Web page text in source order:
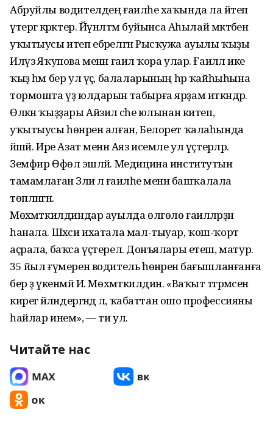
Абруйлы водителдең ғаиләһе хаҡында ла әйтеп
үтергә кәрәктер. Йүнәлтмә буйынса Аһылай мәктәбенә
уҡытыусы итеп ебәрелгән Рысҡужа ауылы ҡыҙы
Илүзә Яҡупова менән ғаилә ҡора улар. Ғаиләлә ике
ҡыҙ һәм бер ул үҫә, балаларының һәр ҡайһыһына
тормошта үҙ юлдарын та­бырға ярҙам иткәндәр.
Өлкән ҡыҙҙары Айзилә әсәһе юлынан китеп,
уҡытыусы һөнәрен алған, Белорет ҡалаһында
йәшәй. Ире Азат менән Аяз исемле ул үҫтерәләр.
Земфир Өфөлә эшләй. Медицина институтын
тамамлаған Зәлиә лә ғаиләһе менән башҡалала
төпләнгән.
Мөхәмәткилдиндар ауылда өлгөлө ғаиләләрҙән
һанала. Шәхси ихатала мал-тыуар, ҡош-ҡорт
аҫрала, баҡса үҫтерелә. Донъялары етеш, матур.
35 йыл ғүмерен водитель һөнәренә бағышланғанға
бер ҙә үкенмәй И. Мөхәмәткилдин. «Ваҡыт тәгәрмәсен
кирегә әйләндергәндә лә, ҡабаттан ошо профессияны
һайлар инем», — ти ул.
Читайте нас